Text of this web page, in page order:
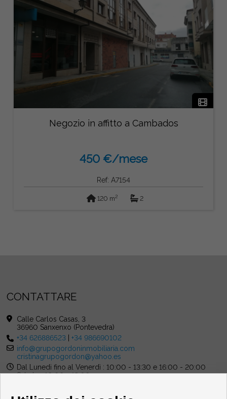
Negozio in affitto a Cambados
450 €/mese
Ref: A7154
120 m2 2
CONTATTARE
Calle Carlos Casas, 3
36960 Sanxenxo (Pontevedra)
+34 626886523 |+34 986690102
info@grupogordoninmobiliaria.com
cristinagrupogordon@yahoo.es
Dal Lunedi fino al Venerdì : 10:00 - 13:30 e 16:00 - 20:00
Sabato : 10:00 - 13:00